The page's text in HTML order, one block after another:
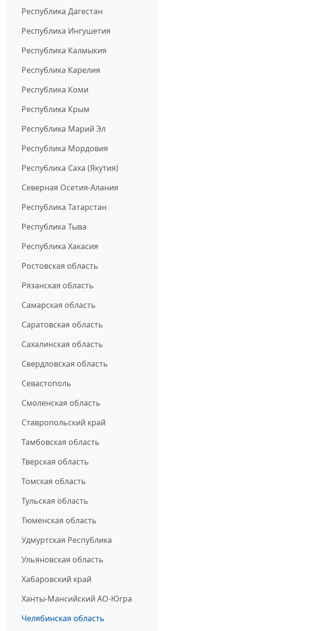
Республика Дагестан
Республика Ингушетия
Республика Калмыкия
Республика Карелия
Республика Коми
Республика Крым
Республика Марий Эл
Республика Мордовия
Республика Саха (Якутия)
Северная Осетия-Алания
Республика Татарстан
Республика Тыва
Республика Хакасия
Ростовская область
Рязанская область
Самарская область
Саратовская область
Сахалинская область
Свердловская область
Севастополь
Смоленская область
Ставропольский край
Тамбовская область
Тверская область
Томская область
Тульская область
Тюменская область
Удмуртская Республика
Ульяновская область
Хабаровский край
Ханты-Мансийский АО-Югра
Челябинская область